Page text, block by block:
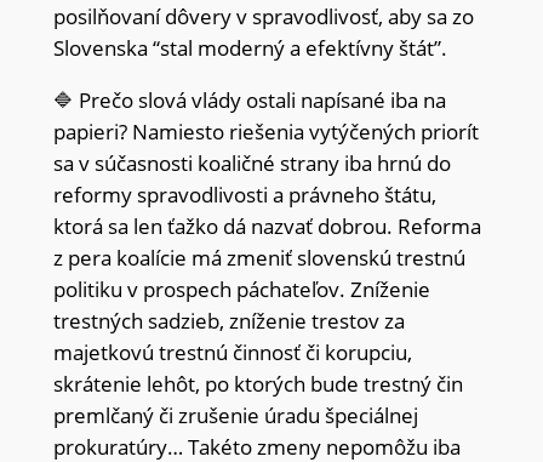
posilňovaní dôvery v spravodlivosť, aby sa zo
Slovenska “stal moderný a efektívny štát”.
🔷 Prečo slová vlády ostali napísané iba na
papieri? Namiesto riešenia vytýčených priorít
sa v súčasnosti koaličné strany iba hrnú do
reformy spravodlivosti a právneho štátu,
ktorá sa len ťažko dá nazvať dobrou. Reforma
z pera koalície má zmeniť slovenskú trestnú
politiku v prospech páchateľov. Zníženie
trestných sadzieb, zníženie trestov za
majetkovú trestnú činnosť či korupciu,
skrátenie lehôt, po ktorých bude trestný čin
premlčaný či zrušenie úradu špeciálnej
prokuratúry… Takéto zmeny nepomôžu iba